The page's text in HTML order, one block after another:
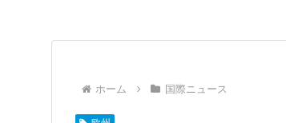
ホーム 国際ニュース